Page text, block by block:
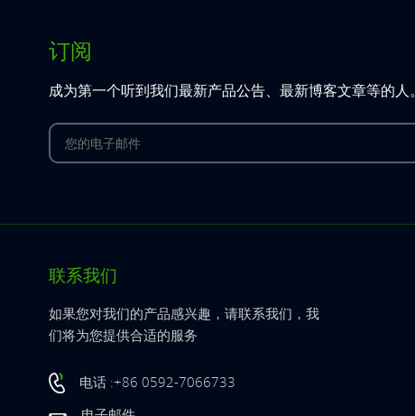
订阅
成为第一个听到我们最新产品公告、最新博客文章等的人。
联系我们
如果您对我们的产品感兴趣，请联系我们，我
们将为您提供合适的服务
电话 :+86 0592-7066733